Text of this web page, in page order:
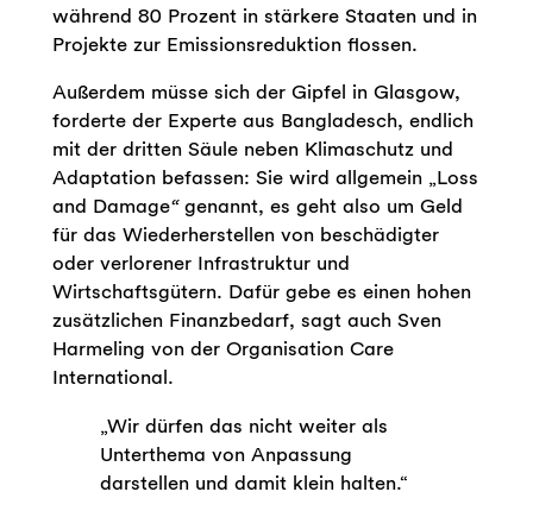
während 80 Prozent in stärkere Staaten und in
Projekte zur Emissionsreduktion flossen.
Außerdem müsse sich der Gipfel in Glasgow,
forderte der Experte aus Bangladesch, endlich
mit der dritten Säule neben Klimaschutz und
Adaptation befassen: Sie wird allgemein „Loss
and Damage“genannt, es geht also um Geld
für das Wiederherstellen von beschädigter
oder verlorener Infrastruktur und
Wirtschaftsgütern. Dafür gebe es einen hohen
zusätzlichen Finanzbedarf, sagt auch Sven
Harmeling von der Organisation Care
International.
„Wir dürfen das nicht weiter als
Unterthema von Anpassung
darstellen und damit klein halten.“